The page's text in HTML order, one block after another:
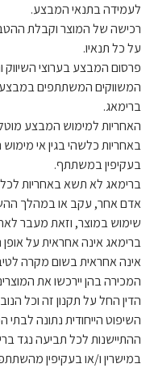
לעמידה בתנאי המבצע.
רכישה של המוצר וקבלת
על כל תנאיו.
פרסום המבצע בערוצי השיווק
המשווקים המשתתפים
ברימאג.
האחריות למימוש המבצע
באחריות כלשהי בגין אי
בעקיפין במשתתף.
ברימאג לא תשא באחריות
אדם אחר, עקב או במהלך
שימוש במוצר, וזאת מעבר
ברימאג אינה אחראית על
אינה אחראית בשום מקרה לטיב
המכירה בהן יירכשו את
הדין החל על תקנון זה וכל
השיפוט הייחודית נתונה
ההתיישנות לכל תביעה נגד
במישרין ו/או בעקיפין